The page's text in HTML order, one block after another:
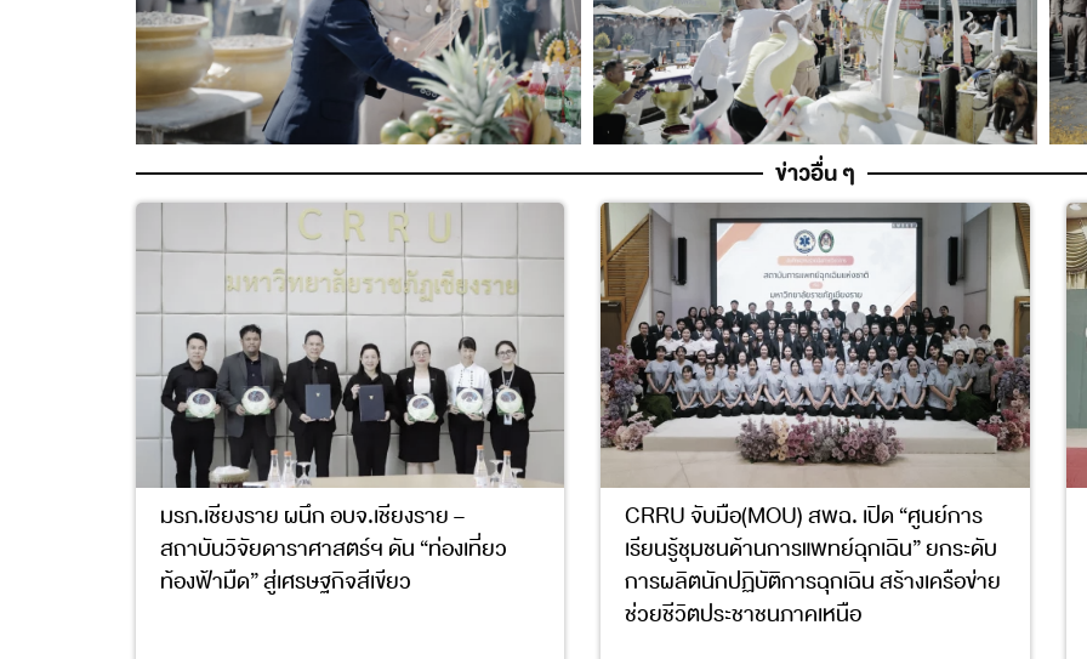
ข่าวอื่น ๆ
มรภ.เชียงราย ผนึก อบจ.เชียงราย –
สถาบันวิจัยดาราศาสตร์ฯ ดัน “ท่องเที่ยว
ท้องฟ้ามืด” สู่เศรษฐกิจสีเขียว
CRRU จับมือ(MOU) สพฉ. เปิด “ศูนย์การ
เรียนรู้ชุมชนด้านการแพทย์ฉุกเฉิน” ยกระดับ
การผลิตนักปฏิบัติการฉุกเฉิน สร้างเครือข่าย
ช่วยชีวิตประชาชนภาคเหนือ